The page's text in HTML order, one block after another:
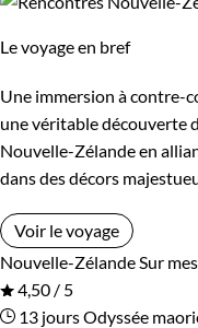
Le voyage en bref
Une immersion à contre-
une véritable découverte
Nouvelle-Zélande en
dans des décors
Voir le voyage
Nouvelle-ZélandeSur
4,50 / 5
13 joursOdyssée